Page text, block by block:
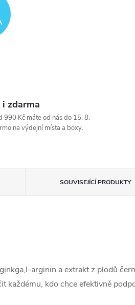
zdarma
990 Kč máte od nás do 15. 8.
na výdejní místa a boxy.
SOUVISEJÍCÍ PRODUKTY
arginin a extrakt z plodů
každému, kdo chce efektivně